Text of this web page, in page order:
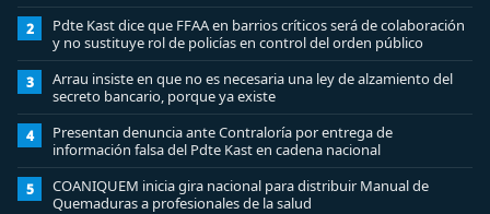
2
Pdte Kast dice que FFAA en barrios críticos será de colaboración
y no sustituye rol de policías en control del orden público
3
Arrau insiste en que no es necesaria una ley de alzamiento del
secreto bancario, porque ya existe
4
Presentan denuncia ante Contraloría por entrega de
información falsa del Pdte Kast en cadena nacional
5
COANIQUEM inicia gira nacional para distribuir Manual de
Quemaduras a profesionales de la salud